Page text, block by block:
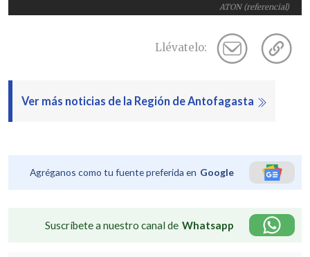
ATON (referencial)
Llévatelo:
Ver más noticias de la Región de Antofagasta
Agréganos como tu fuente preferida en Google
Suscríbete a nuestro canal de Whatsapp